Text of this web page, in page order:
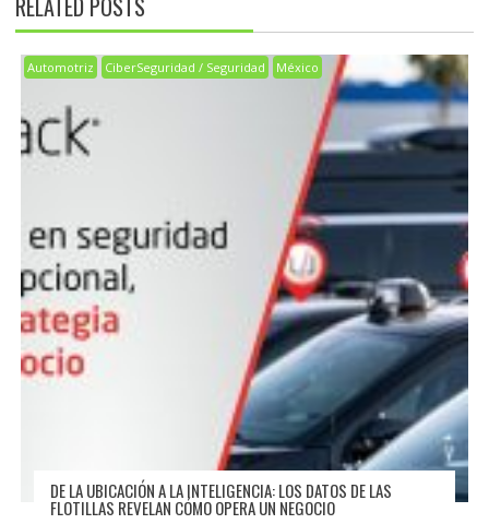
RELATED POSTS
Automotriz CiberSeguridad / Seguridad México
DE LA UBICACIÓN A LA INTELIGENCIA: LOS DATOS DE LAS
FLOTILLAS REVELAN CÓMO OPERA UN NEGOCIO